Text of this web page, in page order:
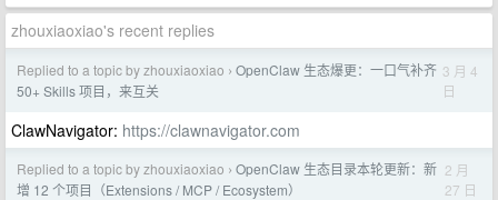
zhouxiaoxiao's recent replies
Replied to a topic by zhouxiaoxiao › OpenClaw 生态爆更：一口气补齐
50+ Skills 项目，来互关
3 月 4
日
ClawNavigator: https://clawnavigator.com
Replied to a topic by zhouxiaoxiao › OpenClaw 生态目录本轮更新：新
增 12 个项目（Extensions / MCP / Ecosystem）
2 月
27 日